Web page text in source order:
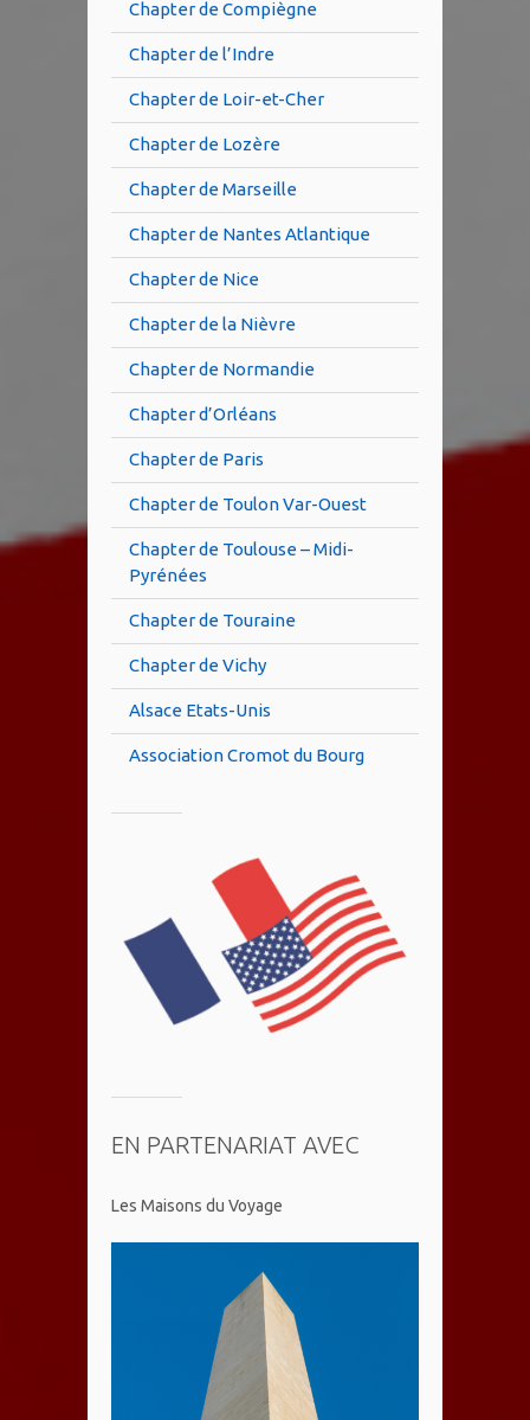
Chapter de Compiègne
Chapter de l’Indre
Chapter de Loir-et-Cher
Chapter de Lozère
Chapter de Marseille
Chapter de Nantes Atlantique
Chapter de Nice
Chapter de la Nièvre
Chapter de Normandie
Chapter d’Orléans
Chapter de Paris
Chapter de Toulon Var-Ouest
Chapter de Toulouse – Midi-
Pyrénées
Chapter de Touraine
Chapter de Vichy
Alsace Etats-Unis
Association Cromot du Bourg
EN PARTENARIAT AVEC
Les Maisons du Voyage